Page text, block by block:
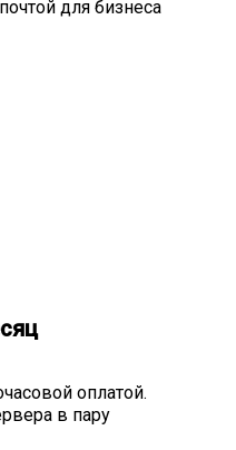
для бизнеса
оплатой.
в пару